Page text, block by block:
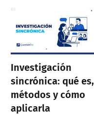
Investigación
sincrónica: qué es,
métodos y cómo
aplicarla